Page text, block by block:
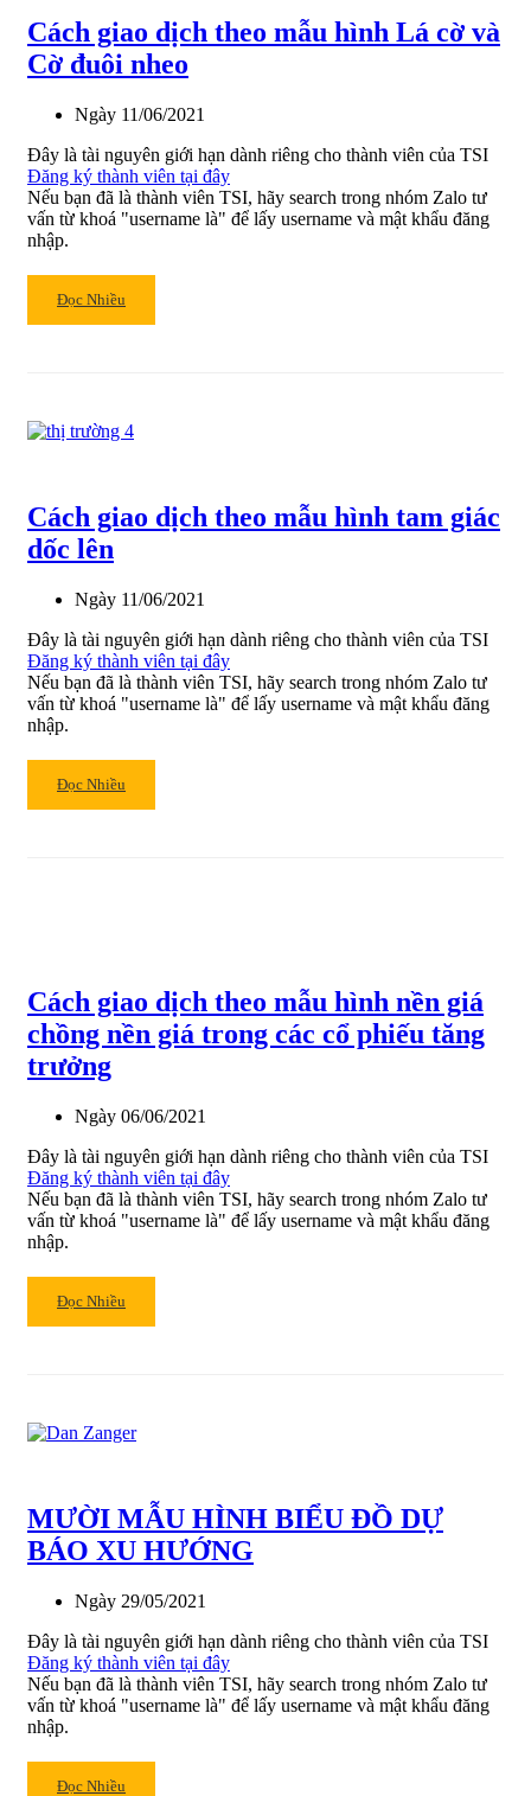
pháp
mua
kéo
về
đường
trung
bình
động
10
Cách giao dịch theo mẫu hình Lá cờ và
Cờ đuôi nheo
Ngày 11/06/2021
Đây là tài nguyên giới hạn dành riêng cho thành viên của TSI
Đăng ký thành viên tại đây
Nếu bạn đã là thành viên TSI, hãy search trong nhóm Zalo tư
vấn từ khoá "username là" để lấy username và mật khẩu đăng
nhập.
Read
more
theo
Lá
cờ
và
đuôi
nheo
Đọc Nhiều
Cách giao dịch theo mẫu hình tam giác
dốc lên
Ngày 11/06/2021
Đây là tài nguyên giới hạn dành riêng cho thành viên của TSI
Đăng ký thành viên tại đây
Nếu bạn đã là thành viên TSI, hãy search trong nhóm Zalo tư
vấn từ khoá "username là" để lấy username và mật khẩu đăng
nhập.
Read
more
tam
giác
dốc
lên
Đọc Nhiều
Cách giao dịch theo mẫu hình nền giá
chồng nền giá trong các cổ phiếu tăng
trưởng
Ngày 06/06/2021
Đây là tài nguyên giới hạn dành riêng cho thành viên của TSI
Đăng ký thành viên tại đây
Nếu bạn đã là thành viên TSI, hãy search trong nhóm Zalo tư
vấn từ khoá "username là" để lấy username và mật khẩu đăng
nhập.
Read
more
theo
nền
giá
chồng
giá
trong
các
cổ
phiếu
tăng
Đọc Nhiều
MƯỜI MẪU HÌNH BIỂU ĐỒ DỰ
BÁO XU HƯỚNG
Ngày 29/05/2021
Đây là tài nguyên giới hạn dành riêng cho thành viên của TSI
Đăng ký thành viên tại đây
Nếu bạn đã là thành viên TSI, hãy search trong nhóm Zalo tư
vấn từ khoá "username là" để lấy username và mật khẩu đăng
nhập.
Read
Đọc Nhiều